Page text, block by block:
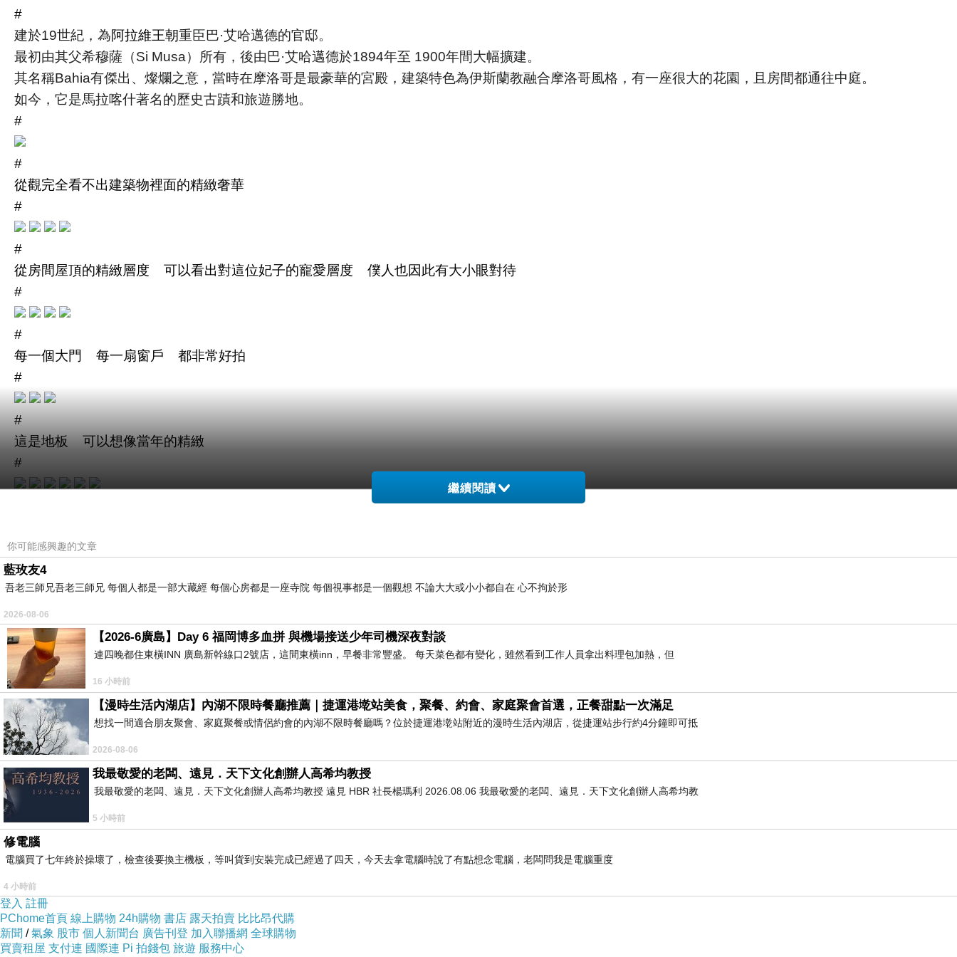
#
建於19世紀，為阿拉維王朝重臣巴·艾哈邁德的官邸。
最初由其父希穆薩（Si Musa）所有，後由巴·艾哈邁德於1894年至 1900年間大幅擴建。
其名稱Bahia有傑出、燦爛之意，當時在摩洛哥是最豪華的宮殿，建築特色為伊斯蘭教融合摩洛哥風格，有一座很大的花園，且房間都通往中庭。
如今，它是馬拉喀什著名的歷史古蹟和旅遊勝地。
#
#
從觀完全看不出建築物裡面的精緻奢華
#
#
從房間屋頂的精緻層度 可以看出對這位妃子的寵愛層度 僕人也因此有大小眼對待
#
#
每一個大門 每一扇窗戶 都非常好拍
#
#
這是地板 可以想像當年的精緻
#
#
#
巧遇服裝展 拍給勻勻看看
#
#
這個窗戶 光線剛剛好 拍照很好看
#
#
長廊 雖然有遮蔽 還是好熱!!
#
#
門框上的木雕 雖然已經斑駁 還是看的出來其精緻的模樣
拍不完的雕刻 屋頂 窗框
#
繼續閱讀
你可能感興趣的文章
藍玫友4
吾老三師兄吾老三師兄 每個人都是一部大藏經 每個心房都是一座寺院 每個視事都是一個觀想 不論大大或小小都自在 心不拘於形
2026-08-06
【2026-6廣島】Day 6 福岡博多血拼 與機場接送少年司機深夜對談
連四晚都住東橫INN 廣島新幹線口2號店，這間東橫inn，早餐非常豐盛。 每天菜色都有變化，雖然看到工作人員拿出料理包加熱，但
16 小時前
【漫時生活內湖店】內湖不限時餐廳推薦｜捷運港墘站美食，聚餐、約會、家庭聚會首選，正餐甜點一次滿足
想找一間適合朋友聚會、家庭聚餐或情侶約會的內湖不限時餐廳嗎？位於捷運港墘站附近的漫時生活內湖店，從捷運站步行約4分鐘即可抵
2026-08-06
我最敬愛的老闆、遠見．天下文化創辦人高希均教授
我最敬愛的老闆、遠見．天下文化創辦人高希均教授 遠見 HBR 社長楊瑪利 2026.08.06 我最敬愛的老闆、遠見．天下文化創辦人高希均教
5 小時前
修電腦
電腦買了七年終於操壞了，檢查後要換主機板，等叫貨到安裝完成已經過了四天，今天去拿電腦時說了有點想念電腦，老闆問我是電腦重度
4 小時前
登入 註冊
PChome首頁 線上購物 24h購物 書店 露天拍賣 比比昂代購
新聞 /氣象 股市 個人新聞台 廣告刊登 加入聯播網 全球購物
買賣租屋 支付連 國際連 Pi 拍錢包 旅遊 服務中心